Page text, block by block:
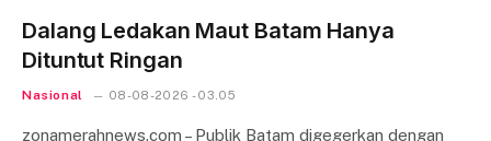
Dalang Ledakan Maut Batam Hanya
Dituntut Ringan
Nasional 08-08-2026 - 03.05
zonamerahnews.com – Publik Batam digegerkan dengan